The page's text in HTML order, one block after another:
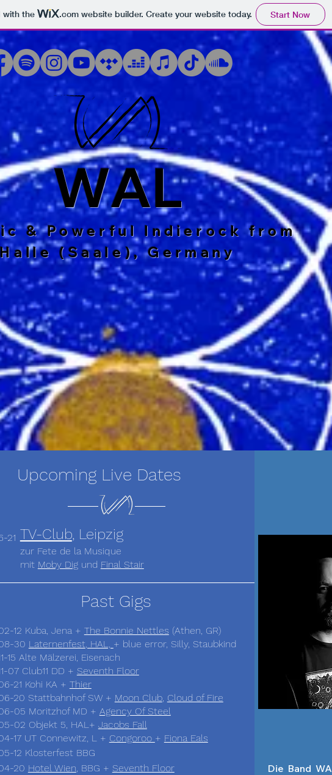
with the .comwebsite builder. Create your website today. Start Now
W A L
& Powerful Indierock from
Halle (Saale), Germany
Upcoming Live Dates
21 TV-Club, Leipzig
zur Fete de la Musique
mit Moby Digund Final Stair
Past Gigs
12 Kuba, Jena + The Bonnie Nettles (Athen, GR)
30 Laternenfest, HAL, + blue error, Silly, Staubkind
15 Alte Mälzerei, Eisenach
07 Club11 DD + Seventh Floor
21 Kohi KA + Thier
20 Stattbahnhof SW + Moon Club, Cloud of Fire
05 Moritzhof MD + Agency Of Steel
02 Objekt 5, HAL+ Jacobs Fall
17 UT Connewitz, L + Congoroo + Fiona Eals
12 Klosterfest BBG
20 Hotel Wien, BBG + Seventh Floor
Die Band